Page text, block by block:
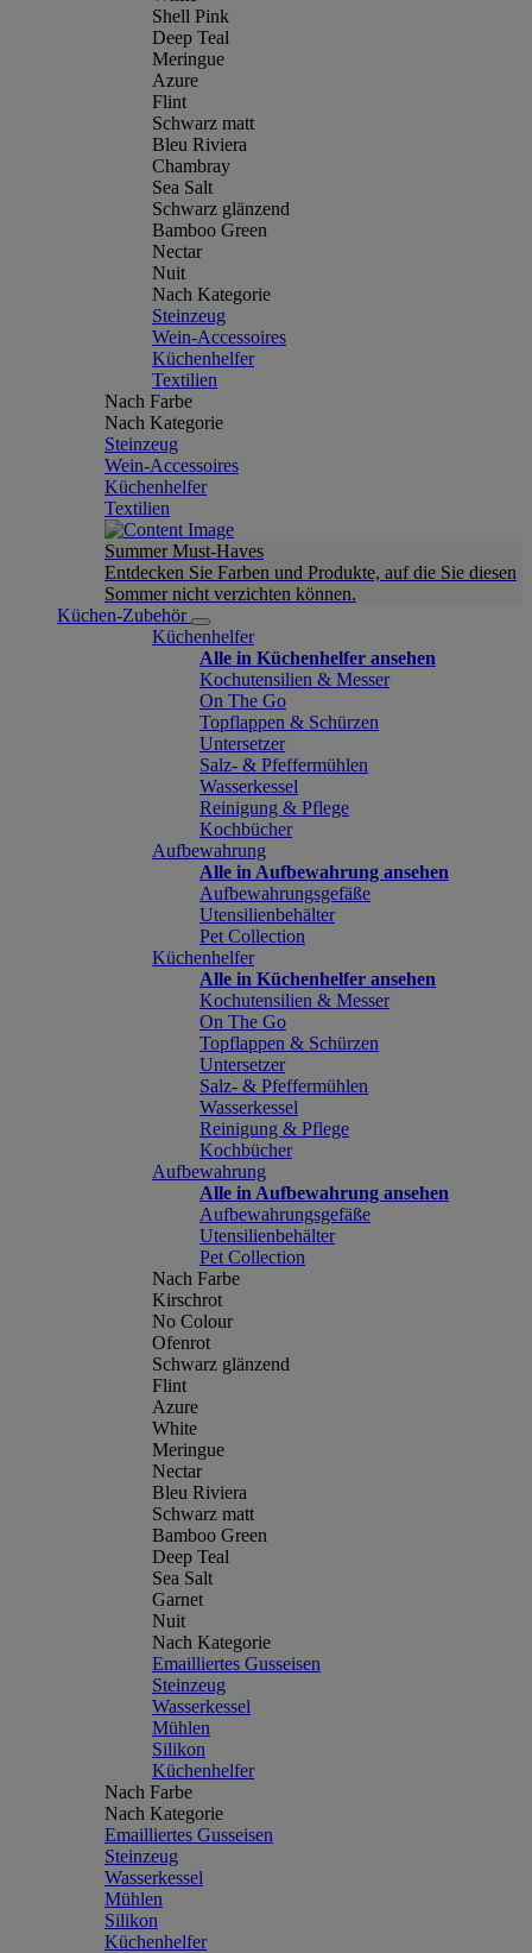
Shell Pink
Deep Teal
Meringue
Azure
Flint
Schwarz matt
Bleu Riviera
Chambray
Sea Salt
Schwarz glänzend
Bamboo Green
Nectar
Nuit
Nach Kategorie
Steinzeug
Wein-Accessoires
Küchenhelfer
Textilien
Nach Farbe
Nach Kategorie
Steinzeug
Wein-Accessoires
Küchenhelfer
Textilien
Summer Must-Haves
Entdecken Sie Farben und Produkte, auf die Sie diesen
Sommer nicht verzichten können.
Küchen-Zubehör
Küchenhelfer
Alle in Küchenhelfer ansehen
Kochutensilien & Messer
On The Go
Topflappen & Schürzen
Untersetzer
Salz- & Pfeffermühlen
Wasserkessel
Reinigung & Pflege
Kochbücher
Aufbewahrung
Alle in Aufbewahrung ansehen
Aufbewahrungsgefäße
Utensilienbehälter
Pet Collection
Küchenhelfer
Alle in Küchenhelfer ansehen
Kochutensilien & Messer
On The Go
Topflappen & Schürzen
Untersetzer
Salz- & Pfeffermühlen
Wasserkessel
Reinigung & Pflege
Kochbücher
Aufbewahrung
Alle in Aufbewahrung ansehen
Aufbewahrungsgefäße
Utensilienbehälter
Pet Collection
Nach Farbe
Kirschrot
No Colour
Ofenrot
Schwarz glänzend
Flint
Azure
White
Meringue
Nectar
Bleu Riviera
Schwarz matt
Bamboo Green
Deep Teal
Sea Salt
Garnet
Nuit
Nach Kategorie
Emailliertes Gusseisen
Steinzeug
Wasserkessel
Mühlen
Silikon
Küchenhelfer
Nach Farbe
Nach Kategorie
Emailliertes Gusseisen
Steinzeug
Wasserkessel
Mühlen
Silikon
Küchenhelfer